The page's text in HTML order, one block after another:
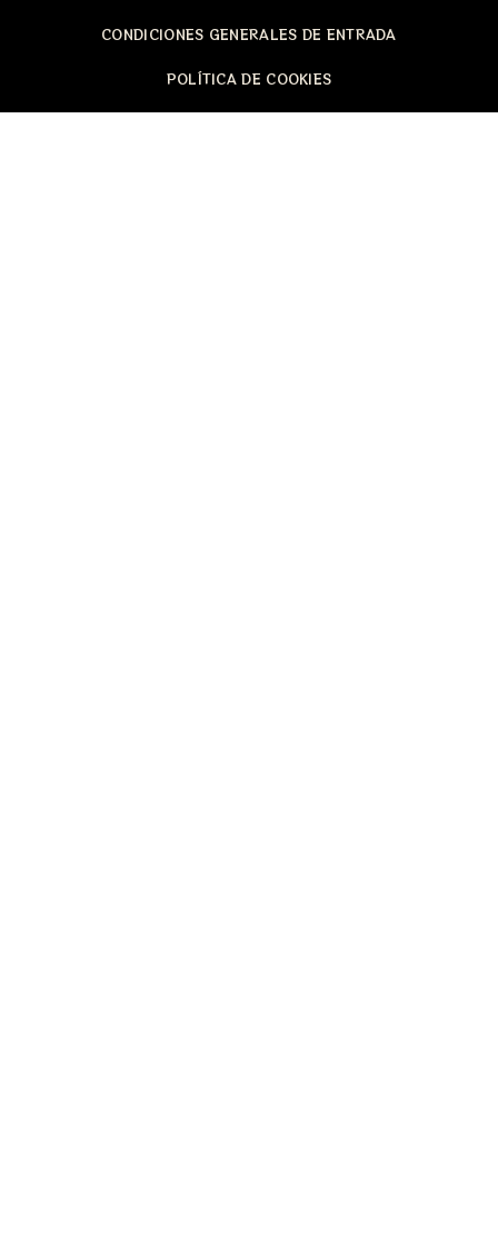
CONDICIONES GENERALES DE ENTRADA
POLÍTICA DE COOKIES